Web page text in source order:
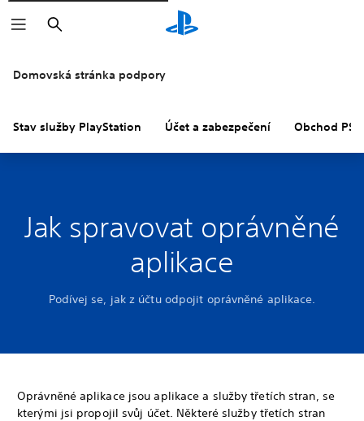
Vyhledat
Domovská stránka podpory
Stav služby PlayStation Účet a zabezpečení Obchod PS
Jak spravovat oprávněné
aplikace
Podívej se, jak z účtu odpojit oprávněné aplikace.
Oprávněné aplikace jsou aplikace a služby třetích stran, se
kterými jsi propojil svůj účet. Některé služby třetích stran